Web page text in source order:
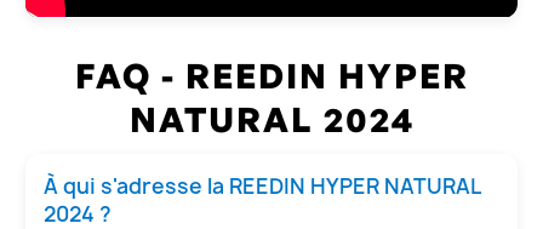
FAQ - REEDIN HYPER
NATURAL 2024
À qui s'adresse la REEDIN HYPER NATURAL
2024 ?